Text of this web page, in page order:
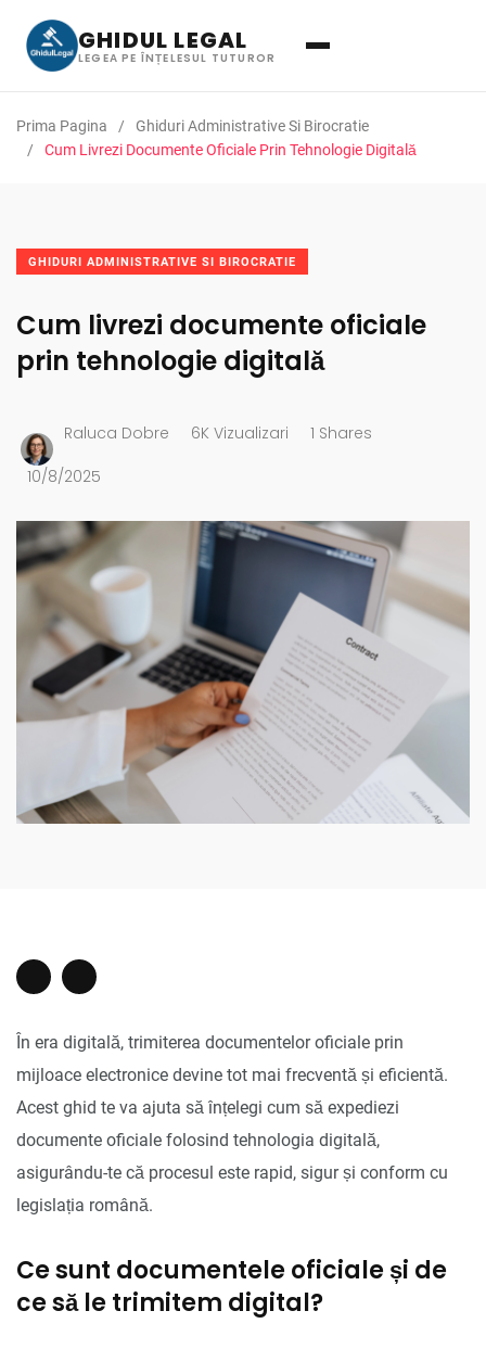
GHIDUL LEGAL
LEGEA PE ÎNȚELESUL TUTUROR
Prima Pagina
Ghiduri Administrative Si Birocratie
Cum Livrezi Documente Oficiale Prin Tehnologie Digitală
GHIDURI ADMINISTRATIVE SI BIROCRATIE
Cum livrezi documente oficiale
prin tehnologie digitală
Raluca Dobre 6K Vizualizari 1 Shares
10/8/2025
În era digitală, trimiterea documentelor oficiale prin
mijloace electronice devine tot mai frecventă și eficientă.
Acest ghid te va ajuta să înțelegi cum să expediezi
documente oficiale folosind tehnologia digitală,
asigurându-te că procesul este rapid, sigur și conform cu
legislația română.
Ce sunt documentele oficiale și de
ce să le trimitem digital?